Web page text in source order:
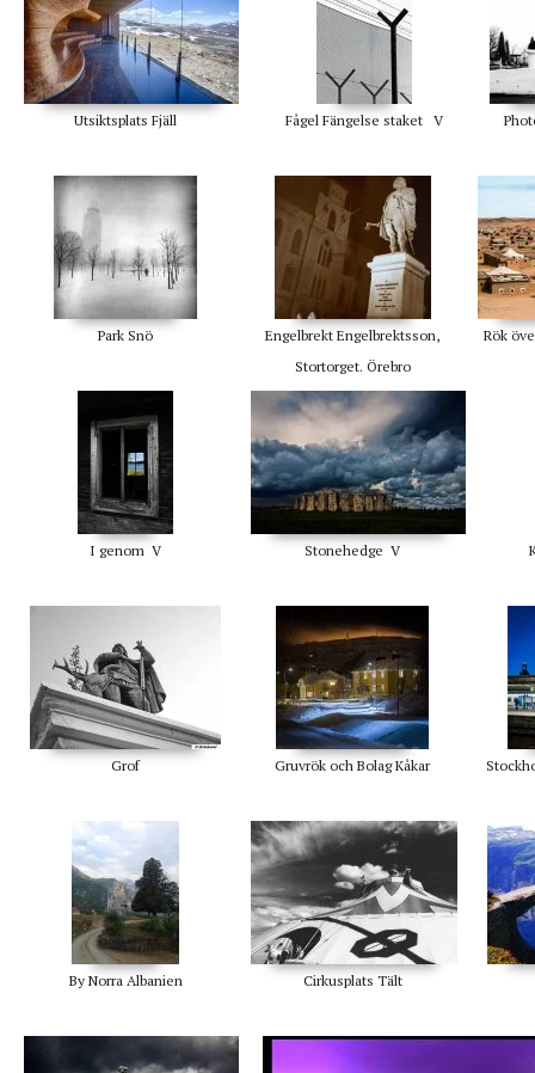
Utsiktsplats Fjäll Fågel Fängelse staket V
Park Snö
Engelbrekt Engelbrektsson,
Stortorget. Örebro
Rök
I genom V Stonehedge V
Grof Gruvrök och Bolag Kåkar
By Norra Albanien Cirkusplats Tält